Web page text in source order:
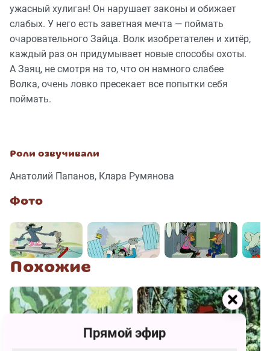
ужасный хулиган! Он нарушает законы и обижает
слабых. У него есть заветная мечта — поймать
очаровательного Зайца. Волк изобретателен и хитёр,
каждый раз он придумывает новые способы охоты.
А Заяц, не смотря на то, что он намного слабее
Волка, очень ловко пресекает все попытки себя
поймать.
Роли озвучивали
Анатолий Папанов, Клара Румянова
Фото
Похожие
Прямой эфир